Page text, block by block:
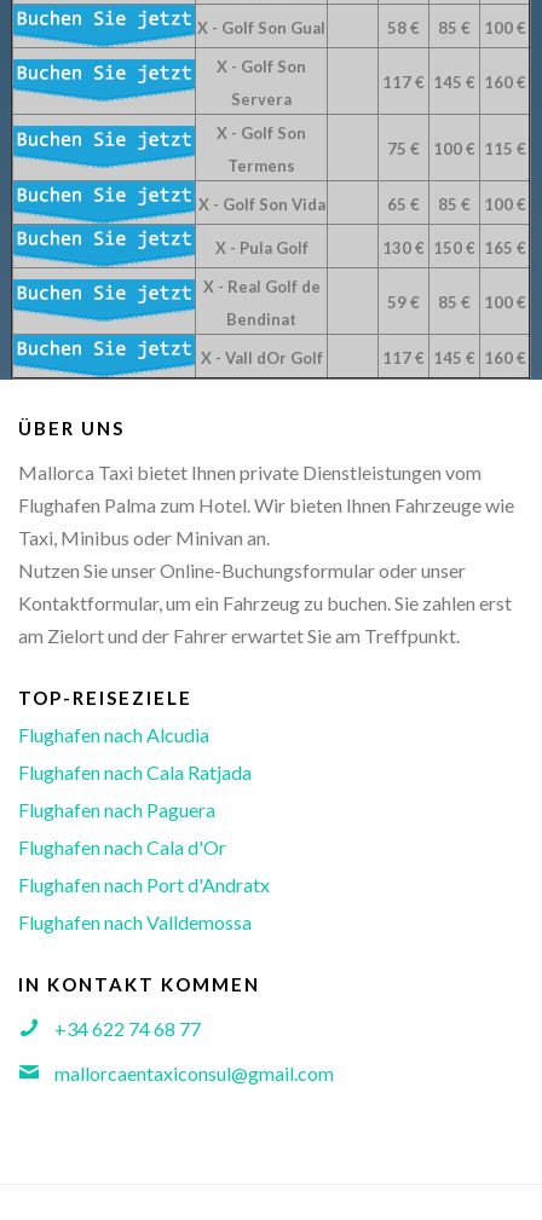
X - Golf Son Gual 58 € 85 €
100 €
X - Golf Son
Servera
117 € 145 € 160 €
X - Golf Son
Termens
75 € 100 € 115 €
X - Golf Son Vida 65 € 85 € 100 €
X - Pula Golf 130 € 150 € 165 €
X - Real Golf de
Bendinat
59 € 85 € 100 €
X - Vall dOr Golf 117 € 145 € 160 €
ÜBER UNS
Mallorca Taxi bietet Ihnen private Dienstleistungen vom
Flughafen Palma zum Hotel. Wir bieten Ihnen Fahrzeuge wie
Taxi, Minibus oder Minivan an.
Nutzen Sie unser Online-Buchungsformular oder unser
Kontaktformular, um ein Fahrzeug zu buchen. Sie zahlen erst
am Zielort und der Fahrer erwartet Sie am Treffpunkt.
TOP-REISEZIELE
Flughafen nach Alcudia
Flughafen nach Cala Ratjada
Flughafen nach Paguera
Flughafen nach Cala d'Or
Flughafen nach Port d'Andratx
Flughafen nach Valldemossa
IN KONTAKT KOMMEN
+34 622 74 68 77
mallorcaentaxiconsul@gmail.com